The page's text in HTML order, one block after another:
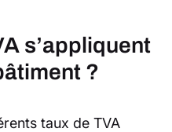
s’appliquent
?
taux de TVA